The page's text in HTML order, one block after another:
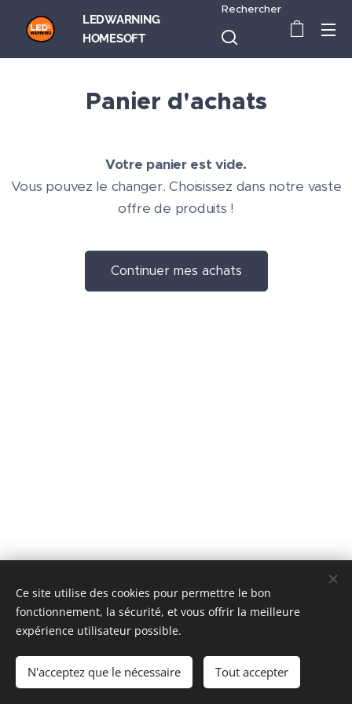
LEDWARNING
HOMESOFT
Rechercher
Panier d'achats
Votre panier est vide.
Vous pouvez le changer. Choisissez dans notre vaste
offre de produits !
Continuer mes achats
© 2026 Tous droits réservés
HOMESOFT SAS
Cookies
Ce site utilise des cookies pour permettre le bon
fonctionnement, la sécurité, et vous offrir la meilleure
expérience utilisateur possible.
N'acceptez que le nécessaire Tout accepter